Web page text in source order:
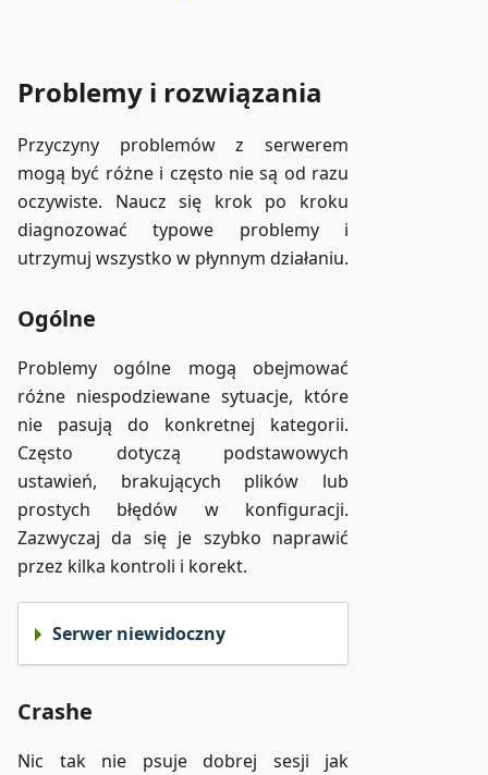
Problemy i rozwiązania
Przyczyny problemów z serwerem
mogą być różne i często nie są od razu
oczywiste. Naucz się krok po kroku
diagnozować typowe problemy i
utrzymuj wszystko w płynnym działaniu.
Ogólne
Problemy ogólne mogą obejmować
różne niespodziewane sytuacje, które
nie pasują do konkretnej kategorii.
Często dotyczą podstawowych
ustawień, brakujących plików lub
prostych błędów w konfiguracji.
Zazwyczaj da się je szybko naprawić
przez kilka kontroli i korekt.
Serwer niewidoczny
Crashe
Nic tak nie psuje dobrej sesji jak